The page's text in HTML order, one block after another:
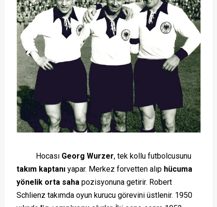
Hocası Georg Wurzer, tek kollu futbolcusunu
takım kaptanıyapar. Merkez forvetten alıp hücuma
yönelik orta sahapozisyonuna getirir. Robert
Schlienz takımda oyun kurucu görevini üstlenir. 1950